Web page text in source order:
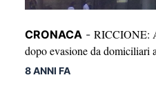
CRONACA - RICCIONE:
dopo evasione da domiciliari
8 ANNI FA